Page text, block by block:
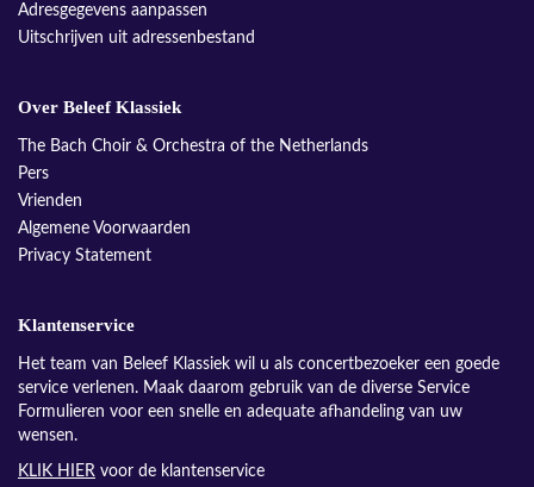
Adresgegevens aanpassen
Uitschrijven uit adressenbestand
Over Beleef Klassiek
The Bach Choir & Orchestra of the Netherlands
Pers
Vrienden
Algemene Voorwaarden
Privacy Statement
Klantenservice
Het team van Beleef Klassiek wil u als concertbezoeker een goede
service verlenen. Maak daarom gebruik van de diverse Service
Formulieren voor een snelle en adequate afhandeling van uw
wensen.
KLIK HIER voor de klantenservice